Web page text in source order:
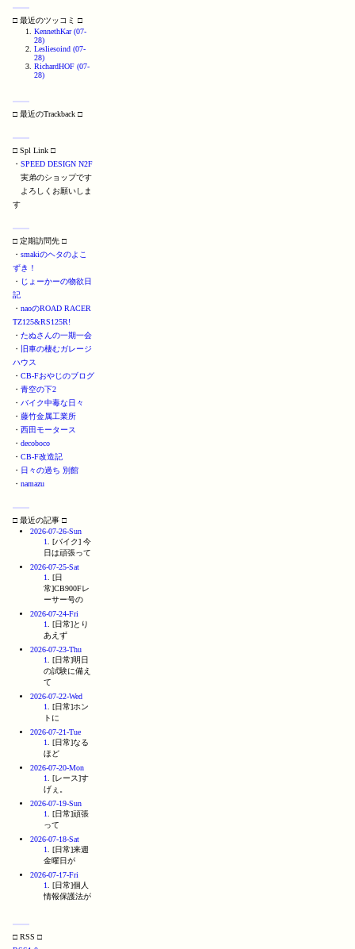
□ 最近のツッコミ □
KennethKar (07-
28)
Lesliesoind (07-
28)
RichardHOF (07-
28)
□ 最近のTrackback □
□ Spl Link □
・ SPEED DESIGN N2F
実弟のショップです
よろしくお願いしま
す
□ 定期訪問先 □
・ smakiのヘタのよこ
ずき！
・ じょーかーの物欲日
記
・ naoのROAD RACER
TZ125&RS125R!
・ たぬさんの一期一会
・
旧車の棲むガレージ
ハウス
・ CB-Fおやじのブログ
・ 青空の下2
・ バイク中毒な日々
・ 藤竹金属工業所
・ 西田モータース
・ decoboco
・ CB-F改造記
・ 日々の過ち 別館
・ namazu
□ 最近の記事 □
2026-07-26-Sun
1
. [バイク] 今
日は頑張って
2026-07-25-Sat
1
. [日
常]CB900Fレ
ーサー号の
2026-07-24-Fri
1
. [日常]とり
あえず
2026-07-23-Thu
1
. [日常]明日
の試験に備え
て
2026-07-22-Wed
1
. [日常]ホン
トに
2026-07-21-Tue
1
. [日常]なる
ほど
2026-07-20-Mon
1
. [レース]す
げぇ。
2026-07-19-Sun
1
. [日常]頑張
って
2026-07-18-Sat
1
. [日常]来週
金曜日が
2026-07-17-Fri
1
. [日常]個人
情報保護法が
□ RSS □